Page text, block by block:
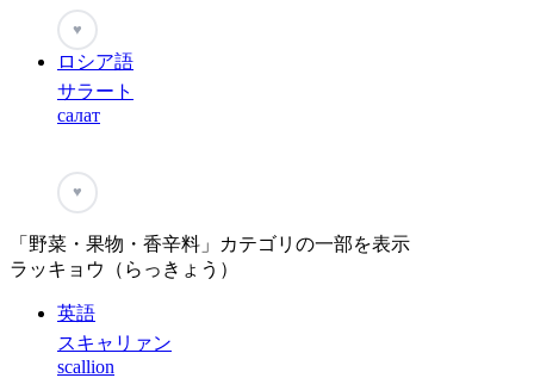
♥
ロシア語
サラート
салат
♥
「野菜・果物・香辛料」カテゴリの一部を表示
ラッキョウ（らっきょう）
英語
スキャリァン
scallion